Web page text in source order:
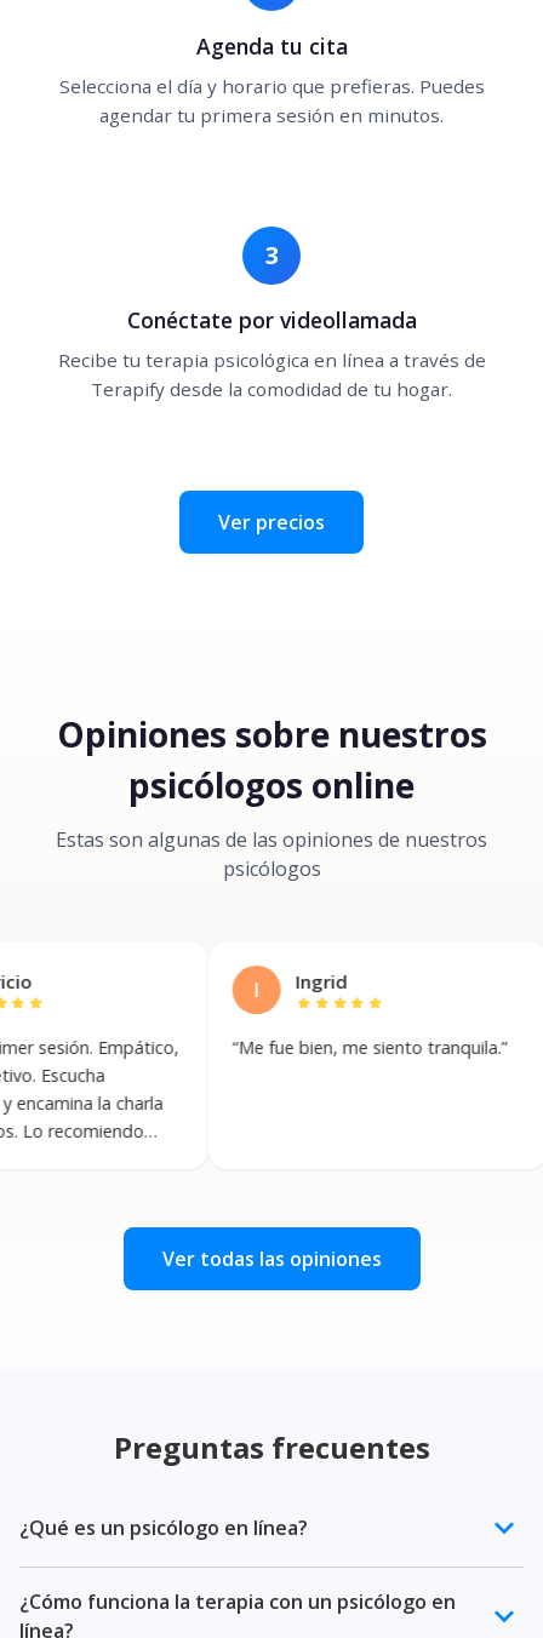
Agenda tu cita
Selecciona el día y horario que prefieras. Puedes
agendar tu primera sesión en minutos.
3
Conéctate por videollamada
Recibe tu terapia psicológica en línea a través de
Terapify desde la comodidad de tu hogar.
Ver precios
Opiniones sobre nuestros
psicólogos online
Estas son algunas de las opiniones de nuestros
psicólogos
Empático,
la charla
Ingrid
star star star
“Me fue bien, me siento tranquila.” “
Ver todas las opiniones
Preguntas frecuentes
¿Qué es un psicólogo en línea? keyboard_arrow_down
mental certificado que ofrece terapia psicológica a
¿Cómo funciona la terapia con un psicólogo en
línea?
keyboard_arrow_down